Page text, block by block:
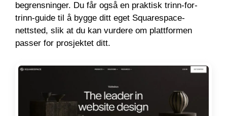
begrensninger. Du får også en praktisk trinn-for-
trinn-guide til å bygge ditt eget Squarespace-
nettsted, slik at du kan vurdere om plattformen
passer for prosjektet ditt.